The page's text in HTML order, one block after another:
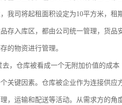
我司将起租面积设定为10平方米，
存入库区，都由公司统一管理，货品
的物资进行管理。
，仓库被看成一个无附加价值的成
关键因素。仓库被企业作为连接供
，运输和配送等活动。从需求方的